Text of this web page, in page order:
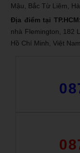
Mậu, Bắc Từ Liêm,
Địa điểm tại TP.HCM:
nhà Flemington, 182
Hồ Chí Minh, Việt Nam